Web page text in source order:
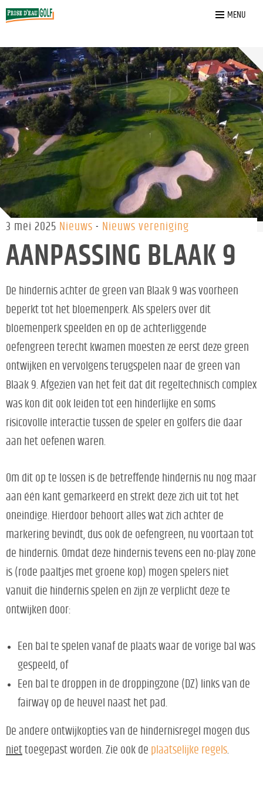
MENU
Home
3 mei 2025 Nieuws Nieuws vereniging
AANPASSING BLAAK 9
De hindernis achter de green van Blaak 9 was voorheen
beperkt tot het bloemenperk. Als spelers over dit
bloemenperk speelden en op de achterliggende
oefengreen terecht kwamen moesten ze eerst deze green
ontwijken en vervolgens terugspelen naar de green van
Blaak 9. Afgezien van het feit dat dit regeltechnisch complex
was kon dit ook leiden tot een hinderlijke en soms
risicovolle interactie tussen de speler en golfers die daar
aan het oefenen waren.
Om dit op te lossen is de betreffende hindernis nu nog maar
aan één kant gemarkeerd en strekt deze zich uit tot het
oneindige. Hierdoor behoort alles wat zich achter de
markering bevindt, dus ook de oefengreen, nu voortaan tot
de hindernis. Omdat deze hindernis tevens een no-play zone
is (rode paaltjes met groene kop) mogen spelers niet
vanuit die hindernis spelen en zijn ze verplicht deze te
ontwijken door:
Een bal te spelen vanaf de plaats waar de vorige bal was
gespeeld, of
Een bal te droppen in de droppingzone (DZ) links van de
fairway op de heuvel naast het pad.
De andere ontwijkopties van de hindernisregel mogen dus
niet toegepast worden. Zie ook de plaatselijke regels